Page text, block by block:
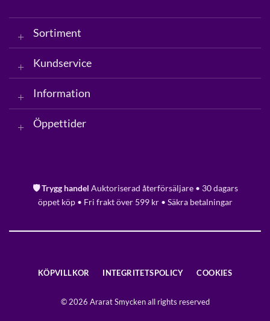
Sortiment
Kundservice
Information
Öppettider
🛡️ Trygg handel Auktoriserad återförsäljare • 30 dagars
öppet köp • Fri frakt över 599 kr • Säkra betalningar
KÖPVILLKOR INTEGRITETSPOLICY COOKIES
© 2026 Ararat Smycken all rights reserved